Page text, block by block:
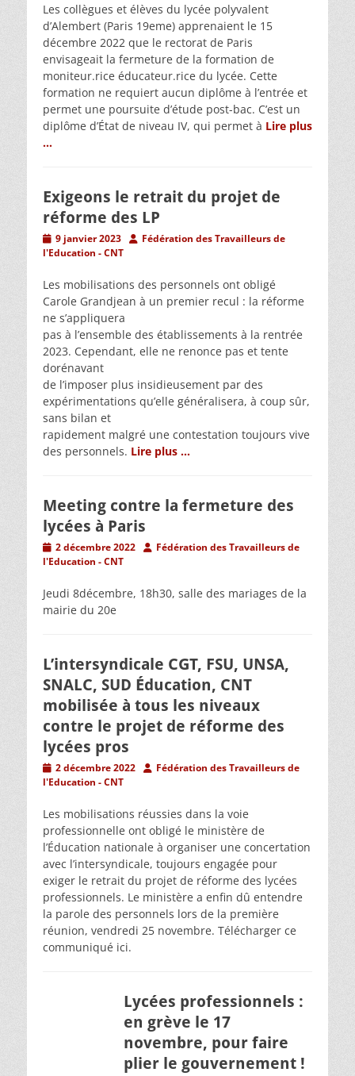
Les collègues et élèves du lycée polyvalent
d’Alembert (Paris 19eme) apprenaient le 15
décembre 2022 que le rectorat de Paris
envisageait la fermeture de la formation de
moniteur.rice éducateur.rice du lycée. Cette
formation ne requiert aucun diplôme à l’entrée et
permet une poursuite d’étude post-bac. C’est un
diplôme d’État de niveau IV, qui permet à Lire plus
…
Exigeons le retrait du projet de
réforme des LP
Posted
on
9 janvier 2023 AuthorFédération des Travailleurs de
l'Education - CNT
Les mobilisations des personnels ont obligé
Carole Grandjean à un premier recul : la réforme
ne s’appliquera
pas à l’ensemble des établissements à la rentrée
2023. Cependant, elle ne renonce pas et tente
dorénavant
de l’imposer plus insidieusement par des
expérimentations qu’elle généralisera, à coup sûr,
sans bilan et
rapidement malgré une contestation toujours vive
des personnels. Lire plus …
Meeting contre la fermeture des
lycées à Paris
Posted
on
2 décembre 2022 AuthorFédération des Travailleurs de
l'Education - CNT
Jeudi 8décembre, 18h30, salle des mariages de la
mairie du 20e
L’intersyndicale CGT, FSU, UNSA,
SNALC, SUD Éducation, CNT
mobilisée à tous les niveaux
contre le projet de réforme des
lycées pros
Posted
on
2 décembre 2022 AuthorFédération des Travailleurs de
l'Education - CNT
Les mobilisations réussies dans la voie
professionnelle ont obligé le ministère de
l’Éducation nationale à organiser une concertation
avec l’intersyndicale, toujours engagée pour
exiger le retrait du projet de réforme des lycées
professionnels. Le ministère a enfin dû entendre
la parole des personnels lors de la première
réunion, vendredi 25 novembre. Télécharger ce
communiqué ici.
Lycées professionnels :
en grève le 17
novembre, pour faire
plier le gouvernement !